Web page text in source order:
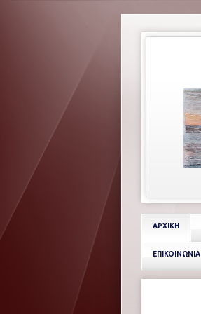
ΑΡΧΙΚΗ
ΕΠΙΚΟΙΝΩΝΙΑ